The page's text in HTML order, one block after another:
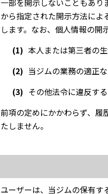
一部を開示しないこともあり
から指定された開示方法に
します。なお、個人情報の開
(1) 本人または第三者の
(2) 当ジムの業務の適正
(3) その他法令に違反す
前項の定めにかかわらず、履
たしません。
ユーザーは、当ジムの保有